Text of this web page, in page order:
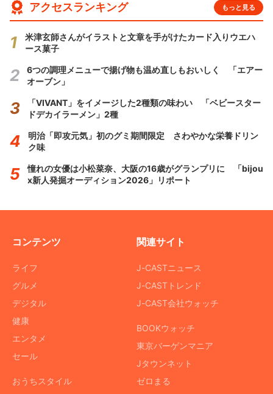
アクセスランキング もっと見る
米津玄師さんがイラストと文章を手がけたカード入りウエハ
ース菓子
6つの調理メニューで揚げ物も温め直しもおいしく 「エアー
オーブン」
「VIVANT」をイメージした2種類の味わい 「ベビースター
ドデカイラーメン」2種
明治「即攻元気」初のグミ期間限定 さわやかな栄養ドリン
ク味
憧れの女優は小松菜奈、大阪の16歳がグランプリに 「bijou
x新人発掘オーディション2026」リポート
コンテンツ
ライフ
グルメ
デジタル
健康
エンタメ
セール
おうちスタイル
関連サイト
J-CASTニュース
J-CASTトレンド
J-CAST会社ウォッチ
BOOKウォッチ
東京バーゲンマニア
Jタウンネット
ゼロまる